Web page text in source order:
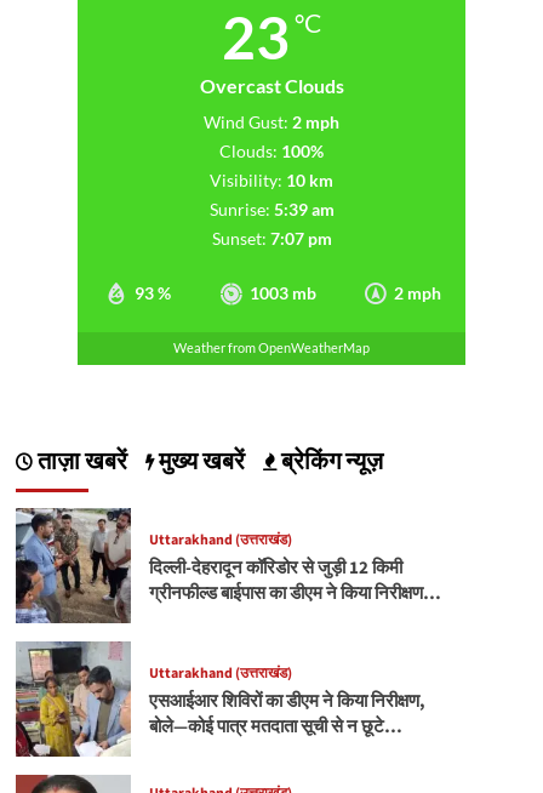
23 °C
Overcast Clouds
93 % 1003 mb 2 mph
Wind Gust: 2 mph
Clouds: 100%
Visibility: 10 km
Sunrise: 5:39 am
Sunset: 7:07 pm
Weather from OpenWeatherMap
ताज़ा खबरें मुख्य खबरें ब्रेकिंग न्यूज़
Uttarakhand (उत्तराखंड)
दिल्ली-देहरादून कॉरिडोर से जुड़ी 12 किमी
ग्रीनफील्ड बाईपास का डीएम ने किया निरीक्षण…
Uttarakhand (उत्तराखंड)
एसआईआर शिविरों का डीएम ने किया निरीक्षण,
बोले—कोई पात्र मतदाता सूची से न छूटे…